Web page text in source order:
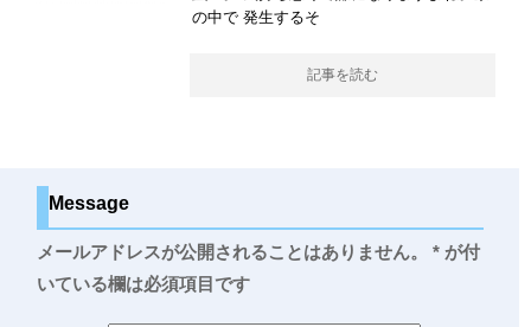
の中で 発生するそ
記事を読む
Message
メールアドレスが公開されることはありません。 * が付
いている欄は必須項目です